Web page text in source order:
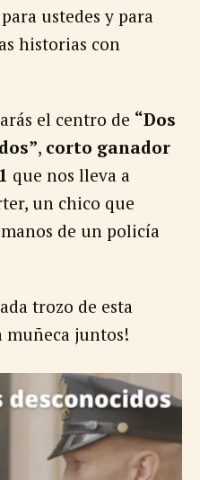
ustedes y para
historias con
el centro de “Dos
, corto ganador
que nos lleva a
un chico que
de un policía
trozo de esta
muñeca juntos!